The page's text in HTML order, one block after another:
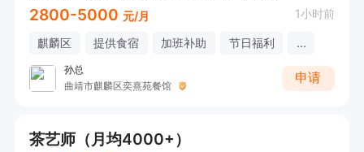
2800-5000 元/月 1小时前
麒麟区 提供食宿 加班补助 节日福利 ...
孙总
曲靖市麒麟区奕熹苑餐馆
申请
茶艺师（月均4000+）